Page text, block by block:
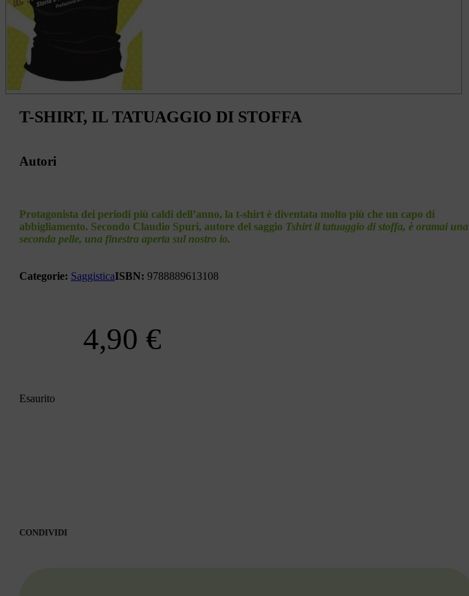
T-SHIRT, IL TATUAGGIO DI STOFFA
Autori
Protagonista dei periodi più caldi dell’anno, la t-shirt è diventata molto più che un capo di
abbigliamento. Secondo Claudio Spuri, autore del saggio Tshirt il tatuaggio di stoffa, è oramai una
seconda pelle, una finestra aperta sul nostro io.
Categorie: SaggisticaISBN: 9788889613108
4,90 €
Esaurito
CONDIVIDI